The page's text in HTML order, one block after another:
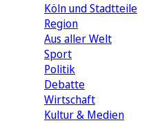
Köln und Stadtteile
Region
Aus aller Welt
Sport
Politik
Debatte
Wirtschaft
Kultur & Medien